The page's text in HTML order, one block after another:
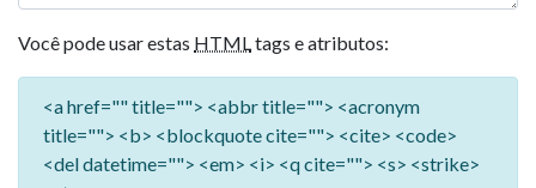
Você pode usar estas HTMLtags e atributos:
<a href="" title=""> <abbr title=""> <acronym
title=""> <b> <blockquote cite=""> <cite> <code>
<del datetime=""> <em> <i> <q cite=""> <s> <strike>